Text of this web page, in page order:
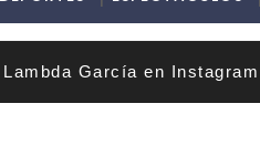
García en Instagram